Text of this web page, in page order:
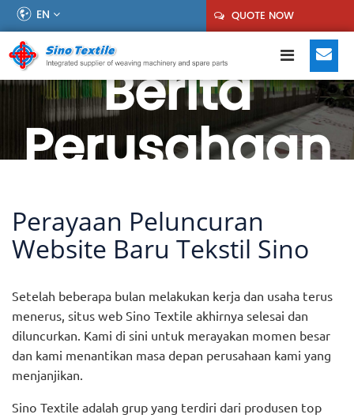
EN QUOTE NOW
Berita
Perusahaan
Perayaan Peluncuran
Website Baru Tekstil Sino
Setelah beberapa bulan melakukan kerja dan usaha terus
menerus, situs web Sino Textile akhirnya selesai dan
diluncurkan. Kami di sini untuk merayakan momen besar
dan kami menantikan masa depan perusahaan kami yang
menjanjikan.
Sino Textile adalah grup yang terdiri dari produsen top